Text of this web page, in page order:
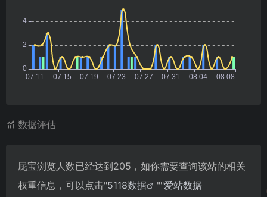
数据评估
屁宝浏览人数已经达到205，如你需要查询该站的相关
权重信息，可以点击"5118数据 ""爱站数据